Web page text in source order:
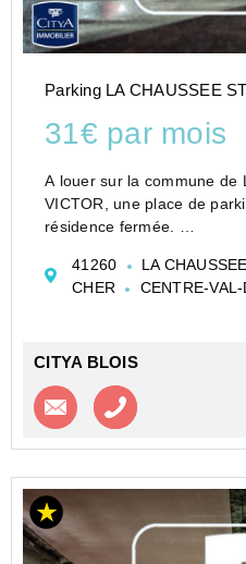
Parking LA CHAUSSEE
31€ par mois
A louer sur la commune de
VICTOR, une place de
résidence fermée.
Vous pouvez consulter les
l'adresse suivante :
41260 LA
CHER
CENTRE-
CITYA BLOIS
Contacter l'agence